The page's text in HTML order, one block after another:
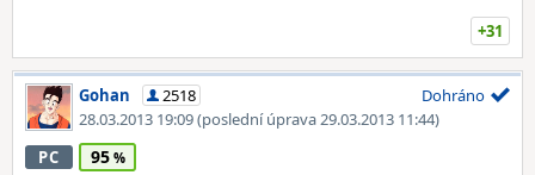
+31
Gohan
2518
28.03.2013 19:09(poslední úprava 29.03.2013 11:44)
Dohráno
PC 95